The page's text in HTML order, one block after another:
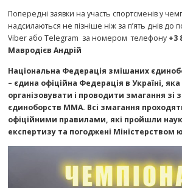
Попередні заявки на участь спортсменів у
надсилаються не пізніше ніж за п’ять днів до
Viber або Telegram за номером телефону +3
Мавродієв Андрій
Національна Федерація змішаних
– єдина офіційна Федерація в Україні,
організовувати і проводити змагання зі
єдиноборств ММА. Всі змагання
офіційними правилами, які пройшли
експертизу та погоджені Міністерством